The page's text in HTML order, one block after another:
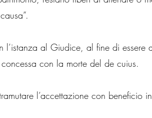
l’istanza al Giudice, al fine di essere
con la morte del de cuius.
l’accettazione con beneficio